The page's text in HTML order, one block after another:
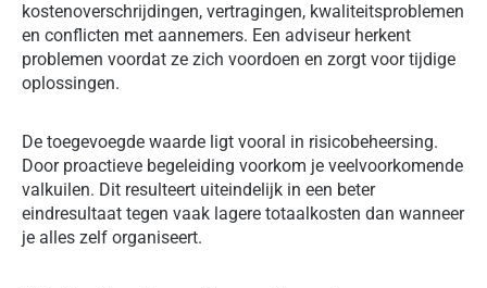
kostenoverschrijdingen, vertragingen, kwaliteitsproblemen
en conflicten met aannemers. Een adviseur herkent
problemen voordat ze zich voordoen en zorgt voor tijdige
oplossingen.
De toegevoegde waarde ligt vooral in risicobeheersing.
Door proactieve begeleiding voorkom je veelvoorkomende
valkuilen. Dit resulteert uiteindelijk in een beter
eindresultaat tegen vaak lagere totaalkosten dan wanneer
je alles zelf organiseert.